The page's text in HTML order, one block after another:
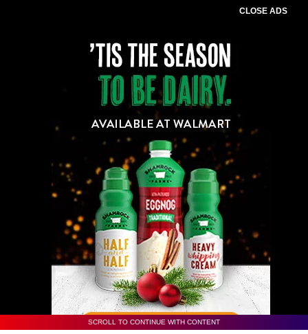
CLOSE ADS
SCROLL TO CONTINUE WITH CONTENT